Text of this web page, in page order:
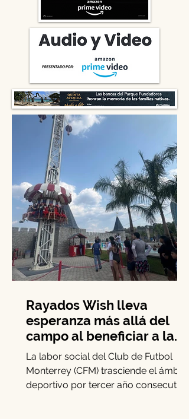
Rayados Wish lleva
esperanza más allá del
campo al beneficiar a la
niñez con enfermedades
La labor social del Club de Futbol